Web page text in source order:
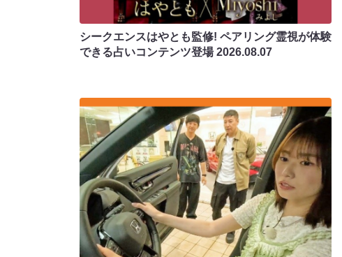
シークエンスはやとも監修! ペアリング霊視が体験
できる占いコンテンツ登場2026.08.07